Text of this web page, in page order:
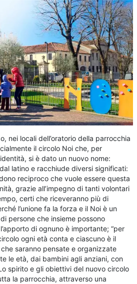
nei locali dell’oratorio della parrocchia
il circolo Noi che, per
si è dato un nuovo nome:
latino e racchiude diversi significati:
reciproco che vuole essere questa
grazie all’impegno di tanti volontari
certi che riceveranno più di
l’unione fa la forza e il Noi è un
persone che insieme possono
di ognuno è importante; “per
ogni età conta e ciascuno è il
saranno pensate e organizzate
le età, dai bambini agli anziani, con
spirito e gli obiettivi del nuovo circolo
la parrocchia, attraverso una